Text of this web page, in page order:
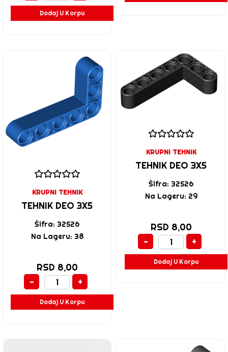
Dodaj U Korpu
KRUPNI TEHNIK
TEHNIK DEO 3X5
Šifra: 32526
Na Lageru: 38
RSD 8,00
-
+
Dodaj U Korpu
KRUPNI TEHNIK
TEHNIK DEO 3X5
Šifra: 32526
Na Lageru: 29
RSD 8,00
-
+
Dodaj U Korpu